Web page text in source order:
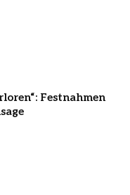
Festnahmen